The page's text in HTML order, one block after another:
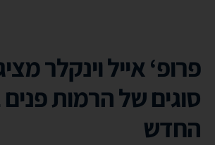
פרופ‘ אייל וינקלר
סוגים של הרמות פנים
החדש